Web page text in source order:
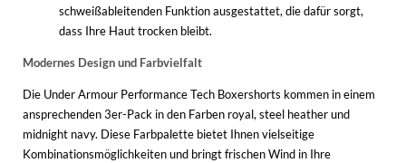
schweißableitenden Funktion ausgestattet, die dafür sorgt,
dass Ihre Haut trocken bleibt.
Modernes Design und Farbvielfalt
Die Under Armour Performance Tech Boxershorts kommen in einem
ansprechenden 3er-Pack in den Farben royal, steel heather und
midnight navy. Diese Farbpalette bietet Ihnen vielseitige
Kombinationsmöglichkeiten und bringt frischen Wind in Ihre